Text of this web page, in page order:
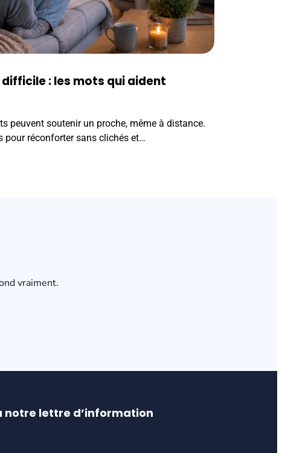
: les mots qui aident
peuvent soutenir un proche, même à distance.
pour réconforter sans clichés et…
vraiment.
notre lettre d’information